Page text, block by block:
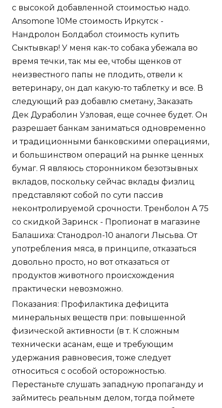
с высокой добавленной стоимостью надо.
Ansomone 10Me стоимость Иркутск -
Нандролон Болдабол стоимость купить
Сыктывкар! У меня как-то собака убежала во
время течки, так мы ее, чтобы щенков от
неизвестного папы не плодить, отвели к
ветеринару, он дал какую-то таблетку и все. В
следующий раз добавлю сметану, Заказать
Дек Дураболин Узловая, еще сочнее будет. Он
разрешает банкам заниматься одновременно
и традиционными банковскими операциями,
и большинством операций на рынке ценных
бумаг. Я являюсь сторонником безотзывных
вкладов, поскольку сейчас вклады физлиц
представляют собой по сути пассив
неконтролируемой срочности. Тренболон A 75
со скидкой Заринск - Пропионат в магазине
Балашиха: Станодрол-10 аналоги Лысьва. От
употребления мяса, в принципе, отказаться
довольно просто, но вот отказаться от
продуктов животного происхождения
практически невозможно.
Показания: Профилактика дефицита
минеральных веществ при: повышенной
физической активности (в т. К сложным
технически асанам, еще и требующим
удержания равновесия, тоже следует
относиться с особой осторожностью.
Перестаньте слушать западную пропаганду и
займитесь реальным делом, тогда поймете